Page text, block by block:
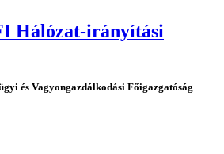
Hálózat-irányítási
és Vagyongazdálkodási Főigazgatóság